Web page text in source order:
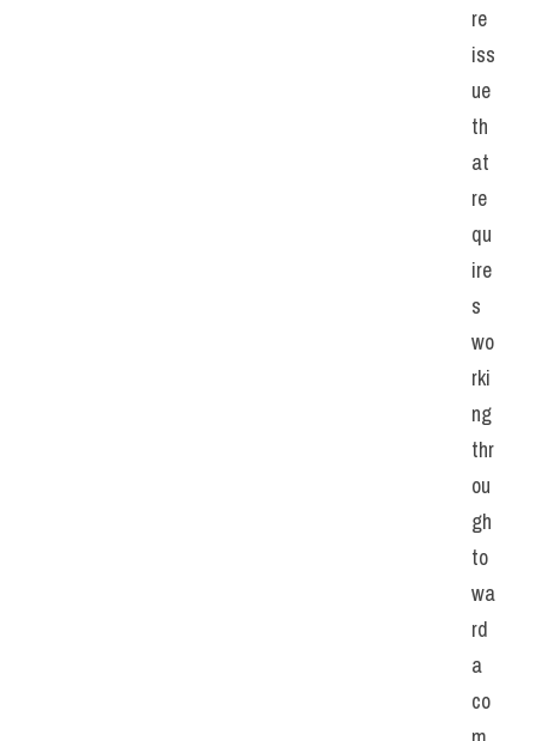
re
iss
ue
th
at
re
qu
ire
s
wo
rki
ng
thr
ou
gh
to
wa
rd
a
co